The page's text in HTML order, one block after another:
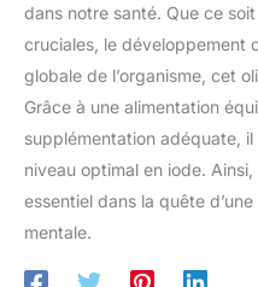
dans notre santé. Que ce
cruciales, le développement
globale de l’organisme, cet
Grâce à une alimentation
supplémentation adéquate,
niveau optimal en iode.
essentiel dans la quête
mentale.